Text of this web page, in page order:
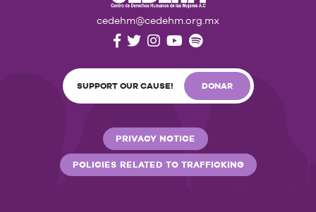
cedehm@cedehm.org.mx
SUPPORT OUR CAUSE! DONAR
PRIVACY NOTICE
POLICIES RELATED TO TRAFFICKING